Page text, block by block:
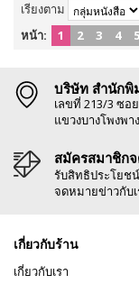
เรียงตาม
หน้า:
1 2 3 4 5
บริษัท สำนักพิ
เลขที่ 213/3 ซอ
แขวงบางโพงพา
สมัครสมาชิก
รับสิทธิประโยช
จดหมายข่าวกับเ
เกี่ยวกับร้าน
เกี่ยวกับเรา